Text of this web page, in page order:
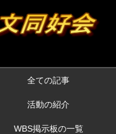
全ての記事
活動の紹介
WBS掲示板の一覧